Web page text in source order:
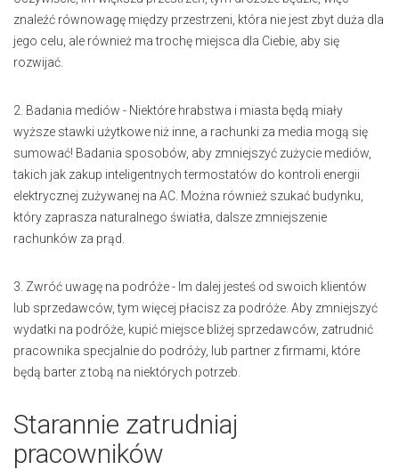
znaleźć równowagę między przestrzeni, która nie jest zbyt duża dla
jego celu, ale również ma trochę miejsca dla Ciebie, aby się
rozwijać.
2. Badania mediów - Niektóre hrabstwa i miasta będą miały
wyższe stawki użytkowe niż inne, a rachunki za media mogą się
sumować! Badania sposobów, aby zmniejszyć zużycie mediów,
takich jak zakup inteligentnych termostatów do kontroli energii
elektrycznej zużywanej na AC. Można również szukać budynku,
który zaprasza naturalnego światła, dalsze zmniejszenie
rachunków za prąd.
3. Zwróć uwagę na podróże - Im dalej jesteś od swoich klientów
lub sprzedawców, tym więcej płacisz za podróże. Aby zmniejszyć
wydatki na podróże, kupić miejsce bliżej sprzedawców, zatrudnić
pracownika specjalnie do podróży, lub partner z firmami, które
będą barter z tobą na niektórych potrzeb.
Starannie zatrudniaj
pracowników